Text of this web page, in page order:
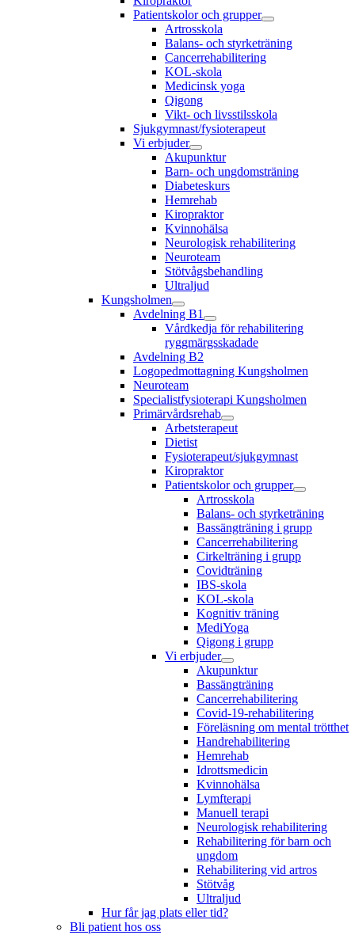
Patientskolor och grupper
Artrosskola
Balans- och styrketräning
Cancerrehabilitering
KOL-skola
Medicinsk yoga
Qigong
Vikt- och livsstilsskola
Sjukgymnast/fysioterapeut
Vi erbjuder
Akupunktur
Barn- och ungdomsträning
Diabeteskurs
Hemrehab
Kiropraktor
Kvinnohälsa
Neurologisk rehabilitering
Neuroteam
Stötvågsbehandling
Ultraljud
Kungsholmen
Avdelning B1
Vårdkedja för rehabilitering
ryggmärgsskadade
Avdelning B2
Logopedmottagning Kungsholmen
Neuroteam
Specialistfysioterapi Kungsholmen
Primärvårdsrehab
Arbetsterapeut
Dietist
Fysioterapeut/sjukgymnast
Kiropraktor
Patientskolor och grupper
Artrosskola
Balans- och styrketräning
Bassängträning i grupp
Cancerrehabilitering
Cirkelträning i grupp
Covidträning
IBS-skola
KOL-skola
Kognitiv träning
MediYoga
Qigong i grupp
Vi erbjuder
Akupunktur
Bassängträning
Cancerrehabilitering
Covid-19-rehabilitering
Föreläsning om mental trötthet
Handrehabilitering
Hemrehab
Idrottsmedicin
Kvinnohälsa
Lymfterapi
Manuell terapi
Neurologisk rehabilitering
Rehabilitering för barn och
ungdom
Rehabilitering vid artros
Stötvåg
Ultraljud
Hur får jag plats eller tid?
Bli patient hos oss